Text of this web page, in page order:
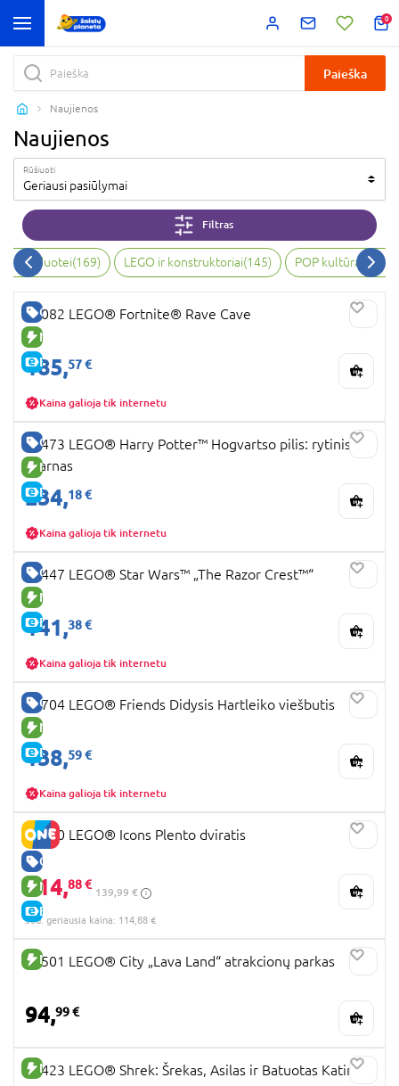
0
Paieška
Naujienos
Naujienos
Rūšiuoti
Geriausi pasiūlymai
Filtras
vaizduotei(169) LEGO ir konstruktoriai(145) POP kultūra ir
GERA KAINA
NAUJA PREKĖ
E-KAINA
77082 LEGO® Fortnite® Rave Cave
185,57 €
Kaina galioja tik internetu
GERA KAINA
NAUJA PREKĖ
E-KAINA
76473 LEGO® Harry Potter™ Hogvartso pilis: rytinis
sparnas
234,18 €
Kaina galioja tik internetu
GERA KAINA
NAUJA PREKĖ
E-KAINA
75447 LEGO® Star Wars™ „The Razor Crest™“
141,38 €
Kaina galioja tik internetu
GERA KAINA
NAUJA PREKĖ
E-KAINA
42704 LEGO® Friends Didysis Hartleiko viešbutis
138,59 €
Kaina galioja tik internetu
GERA KAINA
NAUJA PREKĖ
E-KAINA
11380 LEGO® Icons Plento dviratis
114,88 €
139,99 €
30d. geriausia kaina: 114,88 €
NAUJA PREKĖ
60501 LEGO® City „Lava Land“ atrakcionų parkas
94,99 €
NAUJA PREKĖ
72423 LEGO® Shrek: Šrekas, Asilas ir Batuotas Katinas